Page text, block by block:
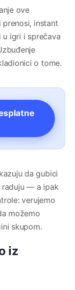
ove
prenosi, instant
igri i sprečava
o tome.
da gubici
raduju — a ipak
verujemo
možemo
skupom.
iz